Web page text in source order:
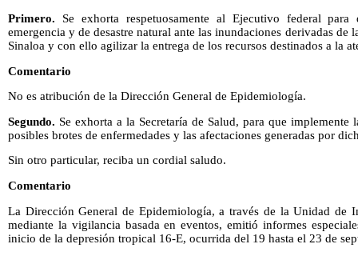
Primero. Se exhorta respetuosamente al Ejecutivo federal
emergencia y de desastre natural ante las inundaciones derivadas de
Sinaloa y con ello agilizar la entrega de los recursos destinados a la
Comentario
No es atribución de la Dirección General de Epidemiología.
Segundo. Se exhorta a la Secretaría de Salud, para que implemente
posibles brotes de enfermedades y las afectaciones generadas por
Sin otro particular, reciba un cordial saludo.
Comentario
La Dirección General de Epidemiología, a través de la Unidad de
mediante la vigilancia basada en eventos, emitió informes
inicio de la depresión tropical 16-E, ocurrida del 19 hasta el 23 de